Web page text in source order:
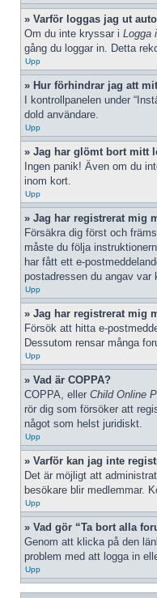
» Varför loggas jag ut
Om du inte kryssar i Logga
gång du loggar in. Detta
Upp
» Hur förhindrar jag att
I kontrollpanelen under
dold användare.
Upp
» Jag har glömt bort mitt
Ingen panik! Även om du
inom kort.
Upp
» Jag har registrerat mig
Försäkra dig först och
måste du följa
har fått ett e-
postadressen du angav var
Upp
» Jag har registrerat mig
Försök att hitta e-
Dessutom rensar många
Upp
» Vad är COPPA?
COPPA, eller Child Online
rör dig som försöker att
något som helst juridiskt.
Upp
» Varför kan jag inte
Det är möjligt att
besökare blir medlemmar.
Upp
» Vad gör “Ta bort alla
Genom att klicka på den
problem med att logga in
Upp